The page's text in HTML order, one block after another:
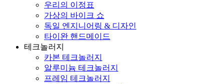
우리의 이정표
가상의 바이크 쇼
독일 엔지니어링 & 디자인
타이완 핸드메이드
테크놀러지
카본 테크놀러지
알루미늄 테크놀러지
프레임 테크놀러지